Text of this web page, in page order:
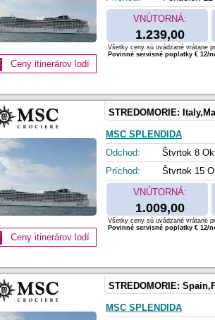
VNÚTORNÁ:
1.239,00
Ceny itinerárov lodí
Všetky ceny sú uvádzané vrátane
Povinné servisné poplatky € 12/
STREDOMORIE:
MSC SPLENDIDA
Odchod:
Štvrtok 8
Príchod:
Štvrtok 15
VNÚTORNÁ:
1.009,00
Ceny itinerárov lodí
Všetky ceny sú uvádzané vrátane
Povinné servisné poplatky € 12/
STREDOMORIE:
MSC SPLENDIDA